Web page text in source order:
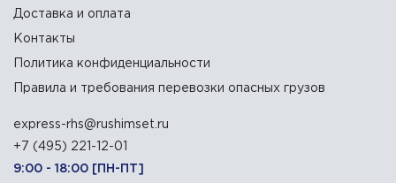
Доставка и оплата
Контакты
Политика конфиденциальности
Правила и требования перевозки опасных грузов
express-rhs@rushimset.ru
+7 (495) 221-12-01
9:00 - 18:00 [ПН-ПТ]